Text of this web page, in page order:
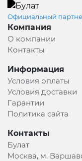
Официальный
Компания
О компании
Контакты
Информация
Условия оплаты
Условия доставки
Гарантии
Политика сайта
Контакты
Булат
Москва, м.